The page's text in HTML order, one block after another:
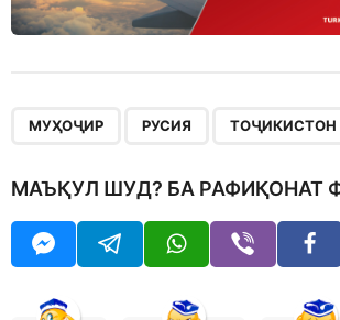
МУҲОҶИР РУСИЯ ТОҶИКИСТОН
МАЪҚУЛ ШУД? БА РАФИҚОНАТ